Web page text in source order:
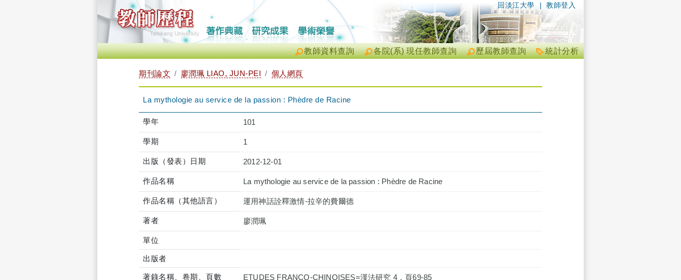
| 教師登入
回淡江大學
統計分析
歷屆教師查詢
各院(系) 現任教師查詢
教師資料查詢
期刊論文 廖潤珮 LIAO, JUN-PEI 個人網頁
La mythologie au service de la passion : Phèdre de Racine
學年 101
學期 1
出版（發表）日期 2012-12-01
作品名稱 La mythologie au service de la passion : Phèdre de Racine
作品名稱（其他語言） 運用神話詮釋激情-拉辛的費爾德
著者 廖潤珮
單位
出版者
著錄名稱、卷期、頁數 ETUDES FRANCO-CHINOISES=漢法研究 4，頁69-85